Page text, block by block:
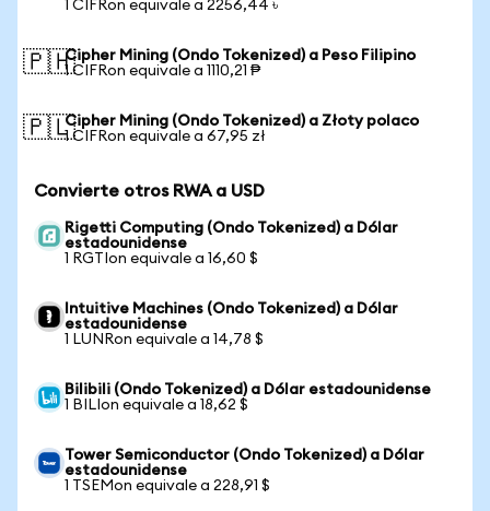
1 CIFRon equivale a 2256,44 ৳
🇵🇭Cipher Mining (Ondo Tokenized) a Peso Filipino
1 CIFRon equivale a 1110,21 ₱
🇵🇱Cipher Mining (Ondo Tokenized) a Złoty polaco
1 CIFRon equivale a 67,95 zł
Convierte otros RWA a USD
Rigetti Computing (Ondo Tokenized) a Dólar
estadounidense
1 RGTIon equivale a 16,60 $
Intuitive Machines (Ondo Tokenized) a Dólar
estadounidense
1 LUNRon equivale a 14,78 $
Bilibili (Ondo Tokenized) a Dólar estadounidense
1 BILIon equivale a 18,62 $
Tower Semiconductor (Ondo Tokenized) a Dólar
estadounidense
1 TSEMon equivale a 228,91 $